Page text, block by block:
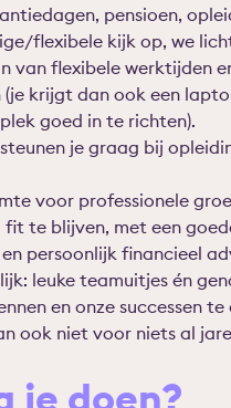
pensioen,
flexibele kijk op, we
van flexibele werktijden
(je krijgt dan ook een
goed in te richten).
je graag bij
voor professionele
fit te blijven, met een
persoonlijk financieel
leuke teamuitjes én
en onze successen te
ook niet voor niets al